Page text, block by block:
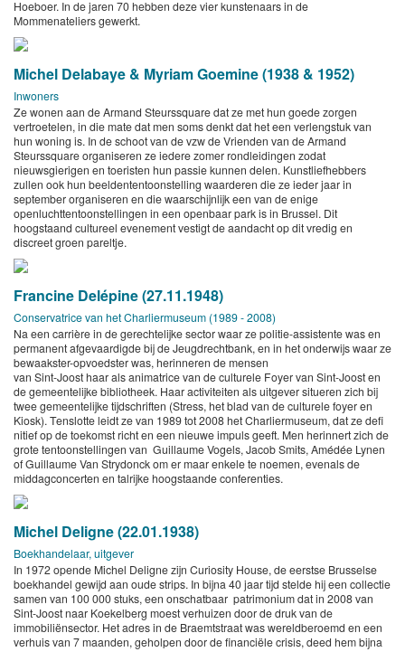
Hoeboer. In de jaren 70 hebben deze vier kunstenaars in de
Mommenateliers gewerkt.
Michel Delabaye & Myriam Goemine (1938 & 1952)
Inwoners
Ze wonen aan de Armand Steurssquare dat ze met hun goede zorgen
vertroetelen, in die mate dat men soms denkt dat het een verlengstuk van
hun woning is. In de schoot van de vzw de Vrienden van de Armand
Steurssquare organiseren ze iedere zomer rondleidingen zodat
nieuwsgierigen en toeristen hun passie kunnen delen. Kunstliefhebbers
zullen ook hun beeldententoonstelling waarderen die ze ieder jaar in
september organiseren en die waarschijnlijk een van de enige
openluchttentoonstellingen in een openbaar park is in Brussel. Dit
hoogstaand cultureel evenement vestigt de aandacht op dit vredig en
discreet groen pareltje.
Francine Delépine (27.11.1948)
Conservatrice van het Charliermuseum (1989 - 2008)
Na een carrière in de gerechtelijke sector waar ze politie-assistente was en
permanent afgevaardigde bij de Jeugdrechtbank, en in het onderwijs waar ze
bewaakster-opvoedster was, herinneren de mensen
van Sint-Joost haar als animatrice van de culturele Foyer van Sint-Joost en
de gemeentelijke bibliotheek. Haar activiteiten als uitgever situeren zich bij
twee gemeentelijke tijdschriften (Stress, het blad van de culturele foyer en
Kiosk). Tenslotte leidt ze van 1989 tot 2008 het Charliermuseum, dat ze defi
nitief op de toekomst richt en een nieuwe impuls geeft. Men herinnert zich de
grote tentoonstellingen van Guillaume Vogels, Jacob Smits, Amédée Lynen
of Guillaume Van Strydonck om er maar enkele te noemen, evenals de
middagconcerten en talrijke hoogstaande conferenties.
Michel Deligne (22.01.1938)
Boekhandelaar, uitgever
In 1972 opende Michel Deligne zijn Curiosity House, de eerstse Brusselse
boekhandel gewijd aan oude strips. In bijna 40 jaar tijd stelde hij een collectie
samen van 100 000 stuks, een onschatbaar patrimonium dat in 2008 van
Sint-Joost naar Koekelberg moest verhuizen door de druk van de
immobiliënsector. Het adres in de Braemtstraat was wereldberoemd en een
verhuis van 7 maanden, geholpen door de financiële crisis, deed hem bijna